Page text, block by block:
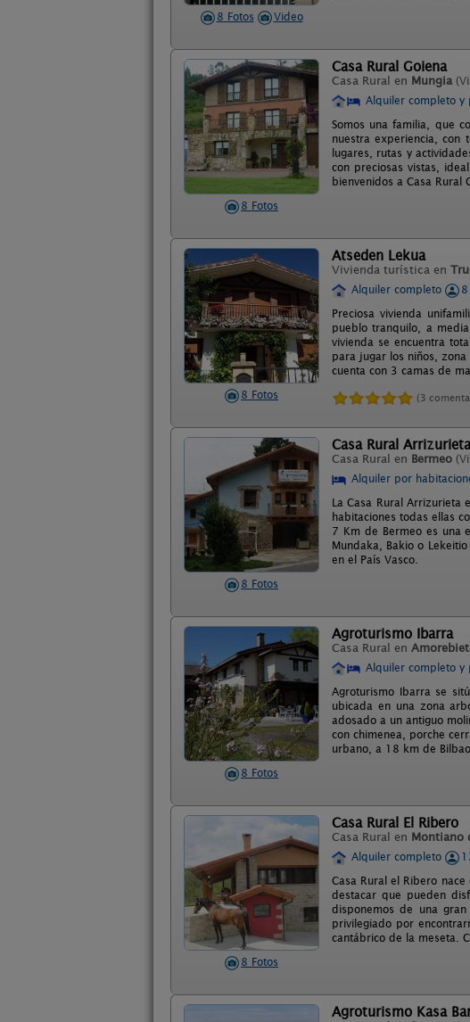
8 Fotos Video
8 Fotos
Casa Rural Goiena
Casa Rural en Mungia
Alquiler completo y
Somos una familia, que
nuestra experiencia, con
lugares, rutas y
con preciosas vistas,
bienvenidos a Casa Rural
8 Fotos
Atseden Lekua
Vivienda turística en
Alquiler completo
Preciosa vivienda
pueblo tranquilo, a
vivienda se encuentra
para jugar los niños,
cuenta con 3 camas de
(3
8 Fotos
Casa Rural
Casa Rural en Bermeo
Alquiler por
La Casa Rural Arrizurieta
habitaciones todas ellas
7 Km de Bermeo es una
Mundaka, Bakio o
en el País Vasco.
8 Fotos
Agroturismo Ibarra
Casa Rural en
Alquiler completo y
Agroturismo Ibarra se
ubicada en una zona
adosado a un antiguo
con chimenea, porche
urbano, a 18 km de
8 Fotos
Casa Rural El Ribero
Casa Rural en Montiano
Alquiler completo
Casa Rural el Ribero
destacar que pueden
disponemos de una
privilegiado por
cantábrico de la meseta.
Agroturismo Kasa